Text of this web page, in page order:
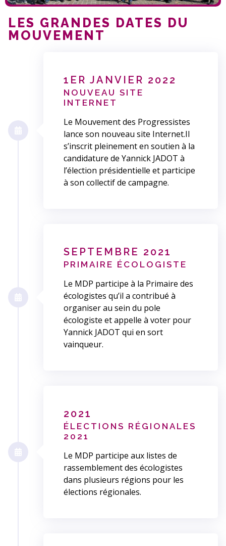
LES GRANDES DATES DU
MOUVEMENT
1ER JANVIER 2022
NOUVEAU SITE
INTERNET
Le Mouvement des Progressistes
lance son nouveau site Internet.Il
s’inscrit pleinement en soutien à la
candidature de Yannick JADOT à
l’élection présidentielle et participe
à son collectif de campagne.
SEPTEMBRE 2021
PRIMAIRE ÉCOLOGISTE
Le MDP participe à la Primaire des
écologistes qu’il a contribué à
organiser au sein du pole
écologiste et appelle à voter pour
Yannick JADOT qui en sort
vainqueur.
2021
ÉLECTIONS RÉGIONALES
2021
Le MDP participe aux listes de
rassemblement des écologistes
dans plusieurs régions pour les
élections régionales.